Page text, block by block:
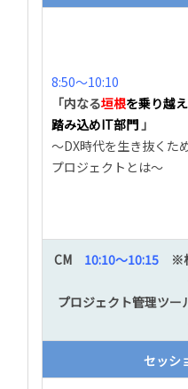
8:50～10:10
「内なる垣根を乗り越え
踏み込めIT部門 」
～DX時代を生き抜くた
プロジェクトとは～
CM 10:10～10:15※株
プロジェクト管理ツー
セッシ